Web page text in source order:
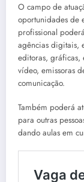
O campo de
oportunidades de
profissional
agências digitais,
editoras, gráficas,
vídeo, emissoras
comunicação.
Também poderá
para outras
dando aulas em